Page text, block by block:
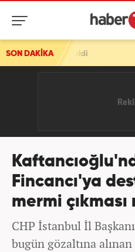
SON DAKİKA
Fincancı'ya
mermi
CHP İstanbul İl
bugün gözaltına